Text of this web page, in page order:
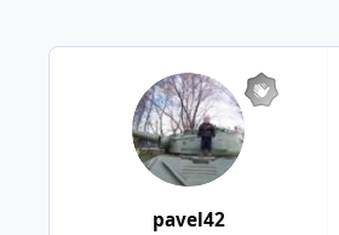
pavel42